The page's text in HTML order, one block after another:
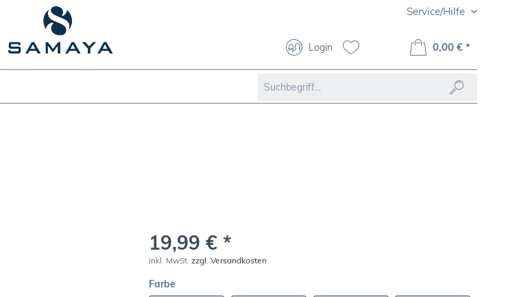
Service/Hilfe
Login 0,00 € *
19,99 € *
inkl. MwSt.zzgl. Versandkosten
Farbe